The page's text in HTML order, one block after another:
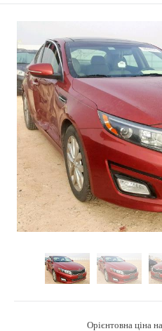
Орієнтовна ціна